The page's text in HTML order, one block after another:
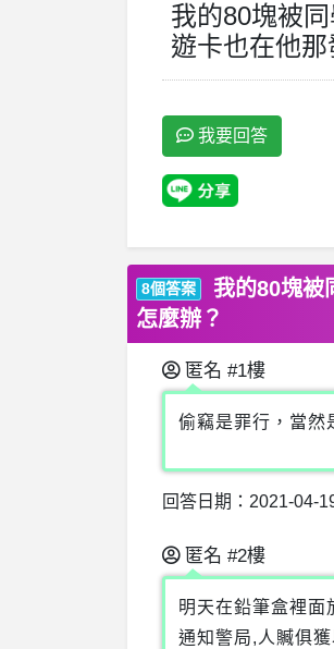
我的80塊被
遊卡也在他那
我要回答
8個答案
我的80塊被
怎麼辦？
匿名 #1樓
偷竊是罪行，當然
回答日期：2021-04-
匿名 #2樓
明天在鉛筆盒裡面
通知警局,人贓俱